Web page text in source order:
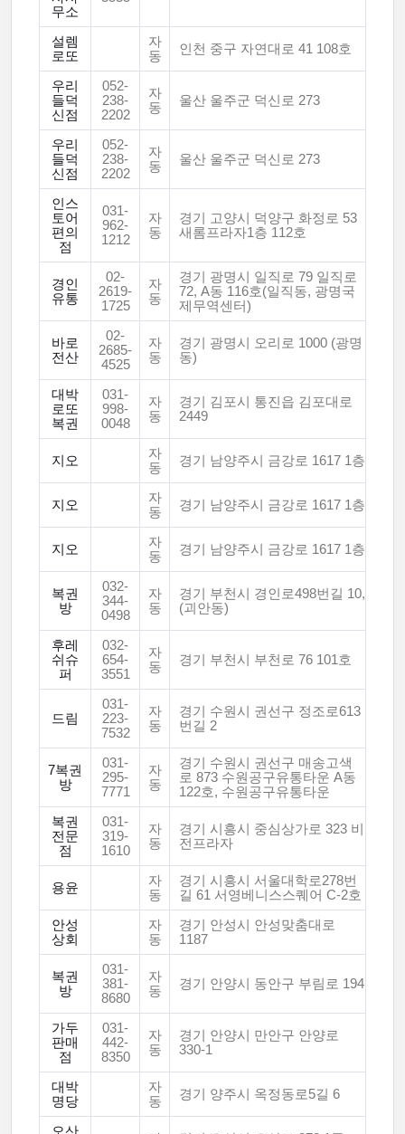
무소
설렘
로또
자
동
인천 중구 자연대로 41 108호
우리
들덕
신점
052-
238-
2202
자
동
울산 울주군 덕신로 273
우리
들덕
신점
052-
238-
2202
자
동
울산 울주군 덕신로 273
인스
토어
편의
점
031-
962-
1212
자
동
경기 고양시 덕양구 화정로 53
새롬프라자1층 112호
경인
유통
02-
2619-
1725
자
동
경기 광명시 일직로 79 일직로
72, A동 116호(일직동, 광명국
제무역센터)
바로
전산
02-
2685-
4525
자
동
경기 광명시 오리로 1000 (광명
동)
대박
로또
복권
031-
998-
0048
자
동
경기 김포시 통진읍 김포대로
2449
지오
자
동
경기 남양주시 금강로 1617 1층
지오
자
동
경기 남양주시 금강로 1617 1층
지오
자
동
경기 남양주시 금강로 1617 1층
복권
방
032-
344-
0498
자
동
경기 부천시 경인로498번길 10,
(괴안동)
후레
쉬슈
퍼
032-
654-
3551
자
동
경기 부천시 부천로 76 101호
드림
031-
223-
7532
자
동
경기 수원시 권선구 정조로613
번길 2
7복권
방
031-
295-
7771
자
동
경기 수원시 권선구 매송고색
로 873 수원공구유통타운 A동
122호, 수원공구유통타운
복권
전문
점
031-
319-
1610
자
동
경기 시흥시 중심상가로 323 비
전프라자
용윤
자
동
경기 시흥시 서울대학로278번
길 61 서영베니스스퀘어 C-2호
안성
상회
자
동
경기 안성시 안성맞춤대로
1187
복권
방
031-
381-
8680
자
동
경기 안양시 동안구 부림로 194
가두
판매
점
031-
442-
8350
자
동
경기 안양시 만안구 안양로
330-1
대박
명당
자
동
경기 양주시 옥정동로5길 6